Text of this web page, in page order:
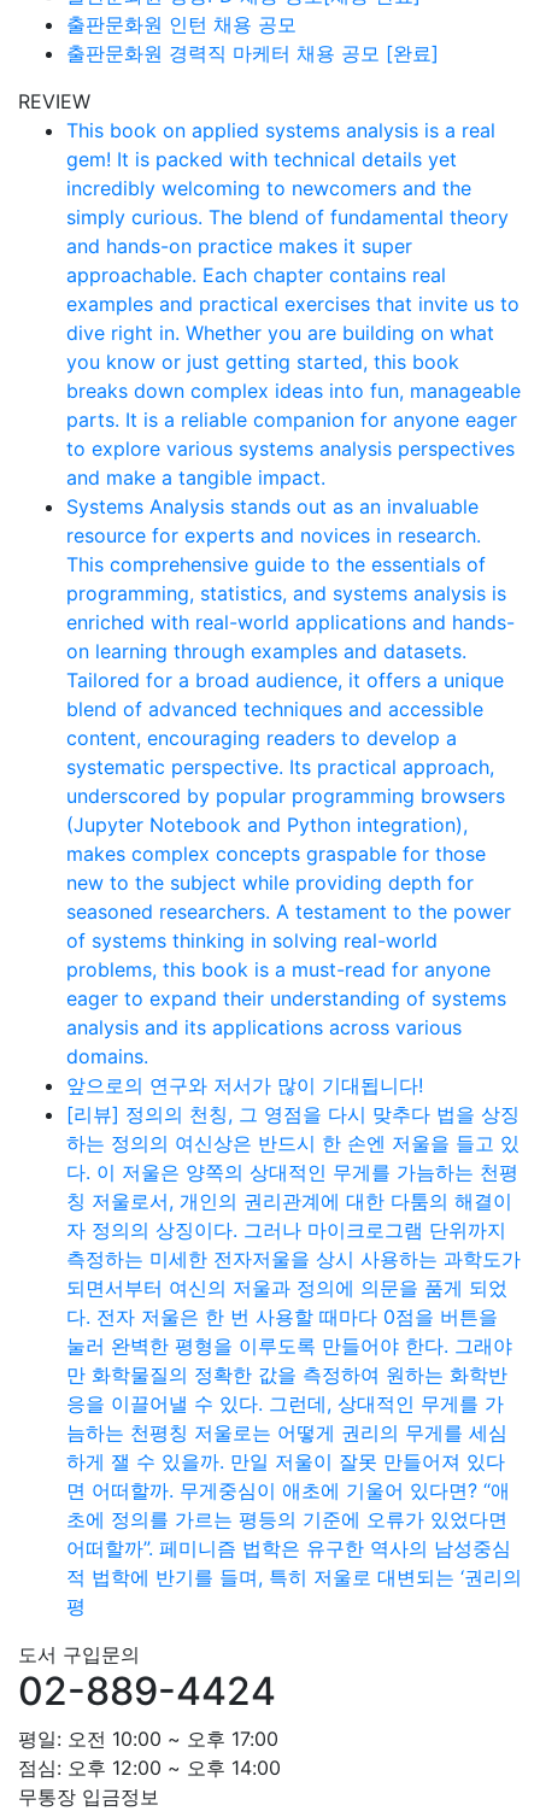
출판문화원 인턴 채용 공모
출판문화원 경력직 마케터 채용 공모 [완료]
REVIEW
This book on applied systems analysis is a real
gem! It is packed with technical details yet
incredibly welcoming to newcomers and the
simply curious. The blend of fundamental theory
and hands-on practice makes it super
approachable. Each chapter contains real
examples and practical exercises that invite us to
dive right in. Whether you are building on what
you know or just getting started, this book
breaks down complex ideas into fun, manageable
parts. It is a reliable companion for anyone eager
to explore various systems analysis perspectives
and make a tangible impact.
Systems Analysis stands out as an invaluable
resource for experts and novices in research.
This comprehensive guide to the essentials of
programming, statistics, and systems analysis is
enriched with real-world applications and hands-
on learning through examples and datasets.
Tailored for a broad audience, it offers a unique
blend of advanced techniques and accessible
content, encouraging readers to develop a
systematic perspective. Its practical approach,
underscored by popular programming browsers
(Jupyter Notebook and Python integration),
makes complex concepts graspable for those
new to the subject while providing depth for
seasoned researchers. A testament to the power
of systems thinking in solving real-world
problems, this book is a must-read for anyone
eager to expand their understanding of systems
analysis and its applications across various
domains.
앞으로의 연구와 저서가 많이 기대됩니다!
[리뷰] 정의의 천칭, 그 영점을 다시 맞추다 법을 상징
하는 정의의 여신상은 반드시 한 손엔 저울을 들고 있
다. 이 저울은 양쪽의 상대적인 무게를 가늠하는 천평
칭 저울로서, 개인의 권리관계에 대한 다툼의 해결이
자 정의의 상징이다. 그러나 마이크로그램 단위까지
측정하는 미세한 전자저울을 상시 사용하는 과학도가
되면서부터 여신의 저울과 정의에 의문을 품게 되었
다. 전자 저울은 한 번 사용할 때마다 0점을 버튼을
눌러 완벽한 평형을 이루도록 만들어야 한다. 그래야
만 화학물질의 정확한 값을 측정하여 원하는 화학반
응을 이끌어낼 수 있다. 그런데, 상대적인 무게를 가
늠하는 천평칭 저울로는 어떻게 권리의 무게를 세심
하게 잴 수 있을까. 만일 저울이 잘못 만들어져 있다
면 어떠할까. 무게중심이 애초에 기울어 있다면? “애
초에 정의를 가르는 평등의 기준에 오류가 있었다면
어떠할까”. 페미니즘 법학은 유구한 역사의 남성중심
적 법학에 반기를 들며, 특히 저울로 대변되는 ‘권리의
평
도서 구입문의
02-889-4424
평일: 오전 10:00 ~ 오후 17:00
점심: 오후 12:00 ~ 오후 14:00
무통장 입금정보